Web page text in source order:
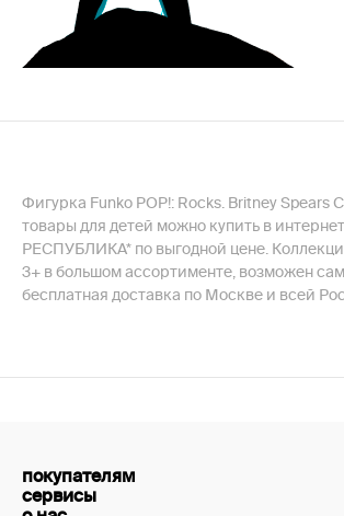
Фигурка Funko POP!: Rocks. Britney Spears
товары для детей можно купить в
РЕСПУБЛИКА* по выгодной цене.
3+ в большом ассортименте, возможен
бесплатная доставка по Москве и всей
покупателям
сервисы